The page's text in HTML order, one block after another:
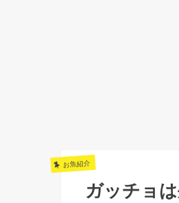
お魚紹介
ガッチョ